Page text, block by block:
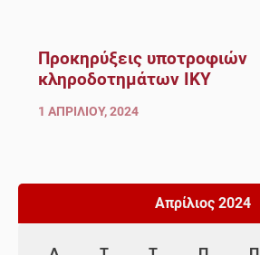
Προκηρύξεις υποτροφιών
κληροδοτημάτων ΙΚΥ
1 ΑΠΡΙΛΊΟΥ, 2024
Απρίλιος 2024